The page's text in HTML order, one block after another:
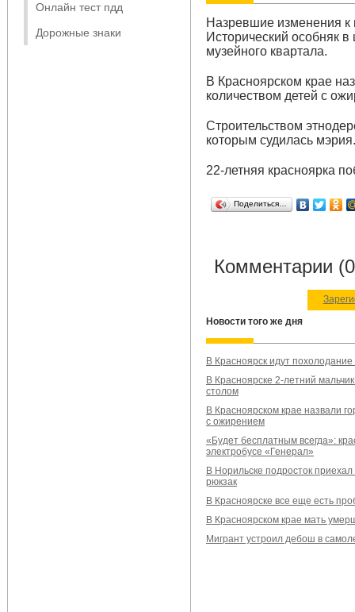
Онлайн тест пдд
Дорожные знаки
Назревшие изменения
Исторический особняк в
музейного квартала.
В Красноярском крае
количеством детей с
Строительством
которым судилась
22-летняя красноярка
Поделиться…
Комментарии
Новости того же дня
В Красноярск идут
В Красноярске 2-летний
столом
В Красноярском крае назвали
с ожирением
«Будет бесплатным всегда»:
электробусе «Генерал»
В Норильске подросток
рюкзак
В Красноярске все еще есть
В Красноярском крае мать
Мигрант устроил дебош в